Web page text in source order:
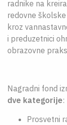
radnike na
redovne
kroz
i preduzetnici
obrazovne
Nagradni fond
dve kategorije:
Prosvetni